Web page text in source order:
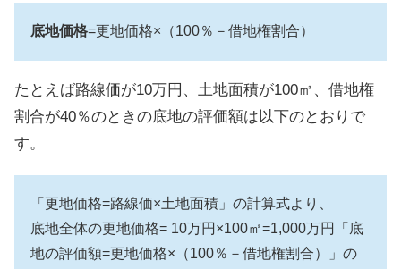
底地価格=更地価格×（100％－借地権割合）
たとえば路線価が10万円、土地面積が100㎡、借地権
割合が40％のときの底地の評価額は以下のとおりで
す。
「更地価格=路線価×土地面積」の計算式より、
底地全体の更地価格= 10万円×100㎡=1,000万円「底
地の評価額=更地価格×（100％－借地権割合）」の